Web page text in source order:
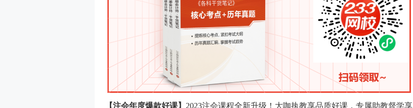
【注会年度爆款好课】 2023注会课程全新升级！大咖执教享品质好课，专属助教督学享